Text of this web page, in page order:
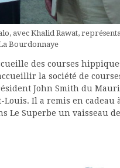
avec Khalid Rawat,
Bourdonnaye
des courses
la société de
John Smith du
Il a remis en cadeau
Le Superbe un vaisseau